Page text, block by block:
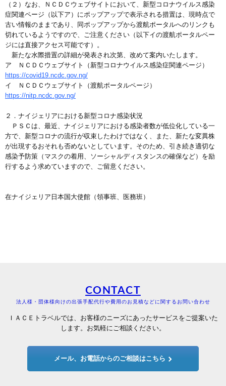
（２）なお、ＮＣＤＣウェブサイトにおいて、新型コロナウイルス感染
症関連ページ（以下ア）にポップアップで表示される措置は、現時点で
古い情報のままであり、同ポップアップから渡航ポータルへのリンクも
切れているようですので、ご注意ください（以下イの渡航ポータルペー
ジには直接アクセス可能です）。
新たな水際措置の詳細が発表され次第、改めて案内いたします。
ア ＮＣＤＣウェブサイト（新型コロナウイルス感染症関連ページ）
https://covid19.ncdc.gov.ng/
イ ＮＣＤＣウェブサイト（渡航ポータルページ）
https://nitp.ncdc.gov.ng/
２．ナイジェリアにおける新型コロナ感染状況
ＰＳＣは、最近、ナイジェリアにおける感染者数が低位化している一
方で、新型コロナの流行が収束したわけではなく、また、新たな変異株
が出現するおそれも否めないとしています。そのため、引き続き適切な
感染予防策（マスクの着用、ソーシャルディスタンスの確保など）を励
行するよう求めていますので、ご留意ください。
在ナイジェリア日本国大使館（領事班、医務班）
CONTACT
法人様・団体様向けの出張手配代行や費用のお見積などに関するお問い合わせ
ＩＡＣＥトラベルでは、お客様のニーズにあったサービスをご提案いた
します。お気軽にご相談ください。
メール、お電話からのご相談はこちら